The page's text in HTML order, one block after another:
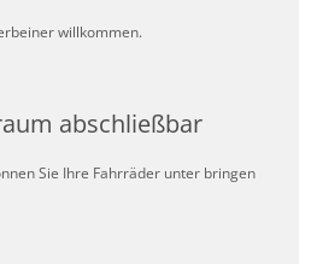
willkommen.
abschließbar
Sie Ihre Fahrräder unter bringen